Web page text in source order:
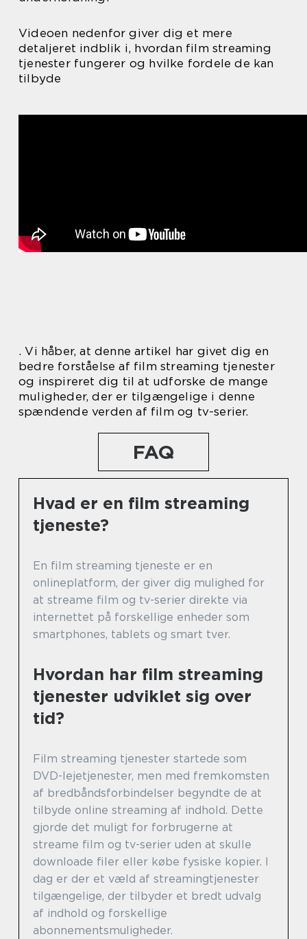
Videoen nedenfor giver dig et mere
detaljeret indblik i, hvordan film streaming
tjenester fungerer og hvilke fordele de kan
tilbyde
. Vi håber, at denne artikel har givet dig en
bedre forståelse af film streaming tjenester
og inspireret dig til at udforske de mange
muligheder, der er tilgængelige i denne
spændende verden af film og tv-serier.
FAQ
Hvad er en film streaming
tjeneste?
En film streaming tjeneste er en
onlineplatform, der giver dig mulighed for
at streame film og tv-serier direkte via
internettet på forskellige enheder som
smartphones, tablets og smart tver.
Hvordan har film streaming
tjenester udviklet sig over
tid?
Film streaming tjenester startede som
DVD-lejetjenester, men med fremkomsten
af bredbåndsforbindelser begyndte de at
tilbyde online streaming af indhold. Dette
gjorde det muligt for forbrugerne at
streame film og tv-serier uden at skulle
downloade filer eller købe fysiske kopier. I
dag er der et væld af streamingtjenester
tilgængelige, der tilbyder et bredt udvalg
af indhold og forskellige
abonnementsmuligheder.